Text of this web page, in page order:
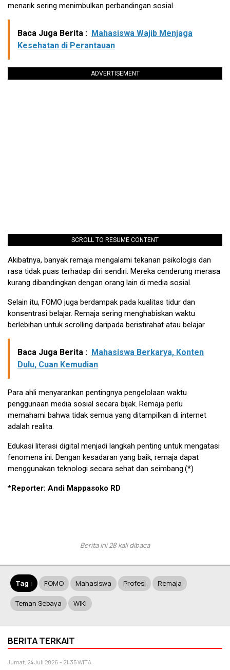
menarik sering menimbulkan perbandingan sosial.
Baca Juga Berita : Mahasiswa Wajib Menjaga
Kesehatan di Perantauan
ADVERTISEMENT
SCROLL TO RESUME CONTENT
Akibatnya, banyak remaja mengalami tekanan psikologis dan
rasa tidak puas terhadap diri sendiri. Mereka cenderung merasa
kurang dibandingkan dengan orang lain di media sosial.
Selain itu, FOMO juga berdampak pada kualitas tidur dan
konsentrasi belajar. Remaja sering menghabiskan waktu
berlebihan untuk scrolling daripada beristirahat atau belajar.
Baca Juga Berita : Mahasiswa Berkarya, Konten
Dulu, Cuan Kemudian
Para ahli menyarankan pentingnya pengelolaan waktu
penggunaan media sosial secara bijak. Remaja perlu
memahami bahwa tidak semua yang ditampilkan di internet
adalah realita.
Edukasi literasi digital menjadi langkah penting untuk mengatasi
fenomena ini. Dengan kesadaran yang baik, remaja dapat
menggunakan teknologi secara sehat dan seimbang.(*)
*Reporter: Andi Mappasoko RD
Berita ini 28 kali dibaca
Tag : FOMO Mahasiswa Profesi Remaja
Teman Sebaya WIKI
BERITA TERKAIT
Jumat, 24 Juli 2026 - 21:35 WITA